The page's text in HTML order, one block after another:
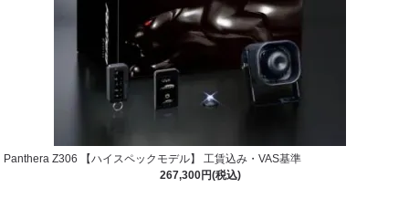
Panthera Z306 【ハイスペックモデル】 工賃込み・VAS基準
267,300円(税込)